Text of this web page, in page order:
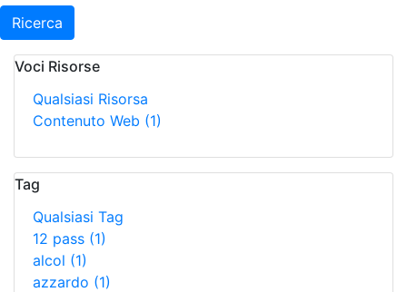
Ricerca
Voci Risorse
Qualsiasi Risorsa
Contenuto Web (1)
Tag
Qualsiasi Tag
12 pass (1)
alcol (1)
azzardo (1)